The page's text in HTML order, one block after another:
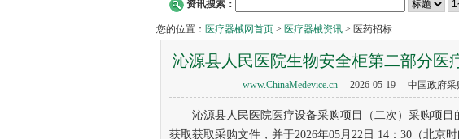
资讯搜索：
您的位置： 医疗器械网首页 > 医疗器械资讯 > 医药招标
沁源县人民医院生物安全柜第二部分医
www.ChinaMedevice.cn2026-05-19 中国政府采
沁源县人民医院医疗设备采购项目（二次）采购项目
获取获取采购文件，并于2026年05月22日 14：30（北京